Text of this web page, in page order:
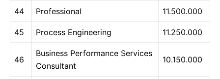
44 Professional 11.500.000
45 Process Engineering 11.250.000
46
Business Performance Services
Consultant
10.150.000